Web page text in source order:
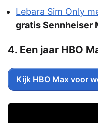
Lebara Sim Only
gratis Sennheiser
4. Een jaar HBO
Kijk HBO Max voor